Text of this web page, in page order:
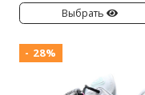
Выбрать
- 28%